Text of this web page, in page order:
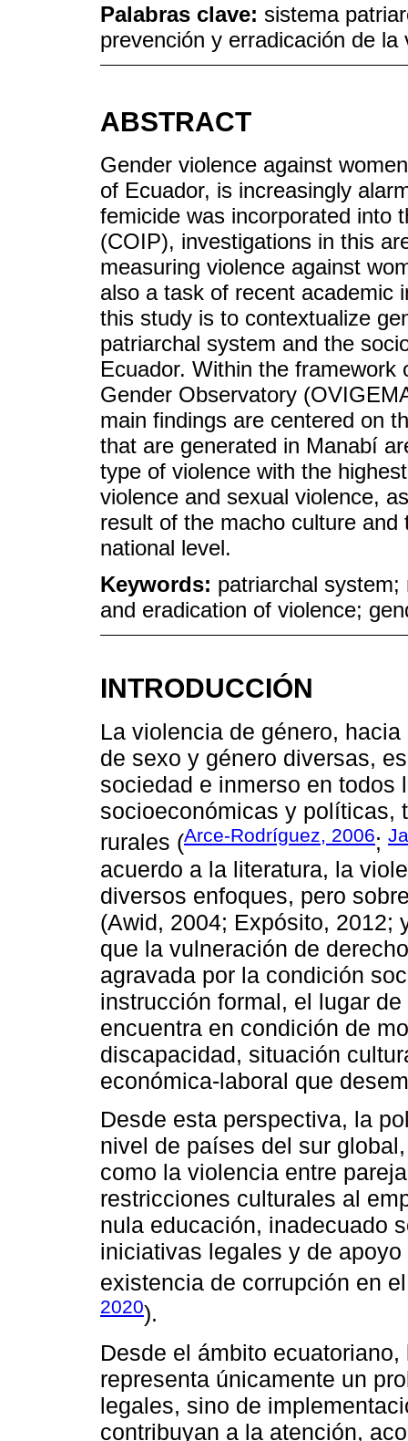
Palabras clave: sistema
prevención y erradicación de
ABSTRACT
Gender violence against
of Ecuador, is increasingly
femicide was incorporated into
(COIP), investigations in this
measuring violence against
also a task of recent academic
this study is to contextualize
patriarchal system and the
Ecuador. Within the
Gender Observatory
main findings are centered on
that are generated in Manabí
type of violence with the
violence and sexual violence,
result of the macho culture
national level.
Keywords: patriarchal
and eradication of violence;
INTRODUCCIÓN
La violencia de género,
de sexo y género diversas,
sociedad e inmerso en todos
socioeconómicas y políticas,
rurales (Arce-Rodríguez, 2006;
acuerdo a la literatura, la
diversos enfoques, pero
(Awid, 2004; Expósito, 2012;
que la vulneración de
agravada por la condición
instrucción formal, el lugar
encuentra en condición de
discapacidad, situación
económica-laboral que
Desde esta perspectiva, la
nivel de países del sur
como la violencia entre
restricciones culturales al
nula educación, inadecuado
iniciativas legales y de
existencia de corrupción en
2020).
Desde el ámbito
representa únicamente un
legales, sino de
contribuyan a la atención,